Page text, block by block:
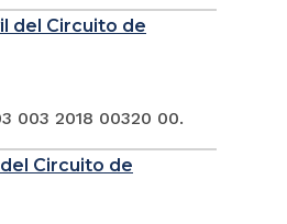
del Circuito de
003 2018 00320 00.
Circuito de